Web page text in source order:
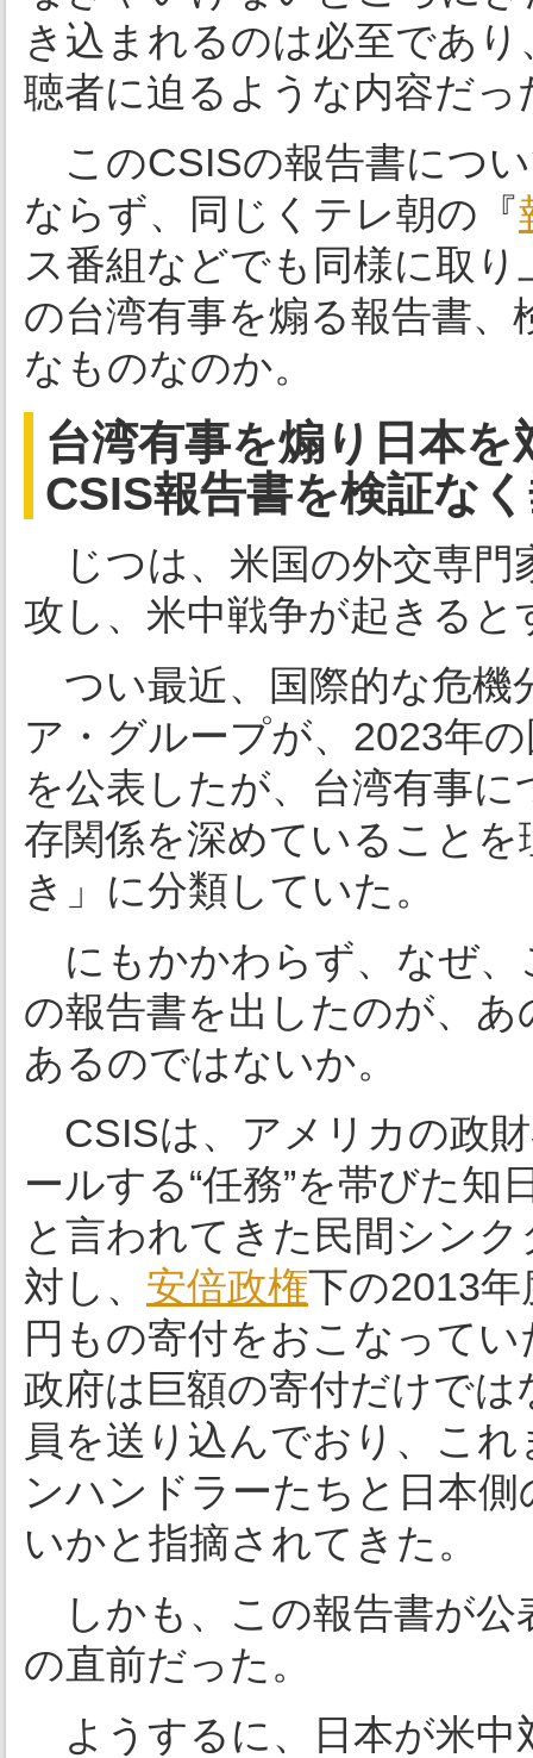
き込まれるのは必至であ
聴者に迫るような内容だっ
このCSISの報告書につ
ならず、同じくテレ朝の『
ス番組などでも同様に取
の台湾有事を煽る報告書
なものなのか。
台湾有事を煽り日本
CSIS報告書を検証な
じつは、米国の外交専門
攻し、米中戦争が起きる
つい最近、国際的な危機
ア・グループが、2023年
を公表したが、台湾有事
存関係を深めていること
き」に分類していた。
にもかかわらず、なぜ、
の報告書を出したのが、
あるのではないか。
CSISは、アメリカの政
ールする“任務”を帯びた
と言われてきた民間シン
対し、 安倍政権下の2013
円もの寄付をおこなって
政府は巨額の寄付だけで
員を送り込んでおり、こ
ンハンドラーたちと日本
いかと指摘されてきた。
しかも、この報告書が公
の直前だった。
ようするに、日本が米中